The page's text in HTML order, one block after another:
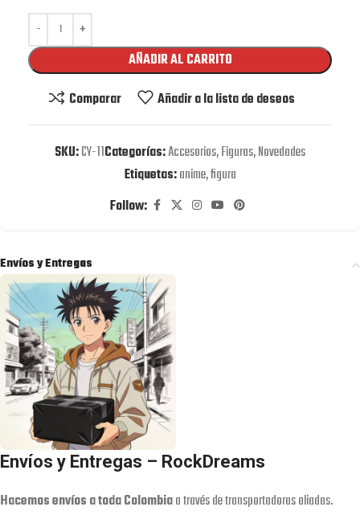
AÑADIR AL CARRITO
Comparar
Añadir a la lista de deseos
SKU:CY-11Categorías:Accesorios,Figuras,Novedades
Etiquetas:anime,figura
Follow:
Envíos y Entregas
Envíos y Entregas – RockDreams
Hacemos envíos a toda Colombiaa través de transportadoras aliadas.